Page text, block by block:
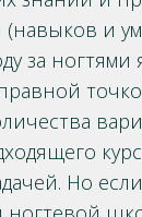
(навыков и
за ногтями
Но